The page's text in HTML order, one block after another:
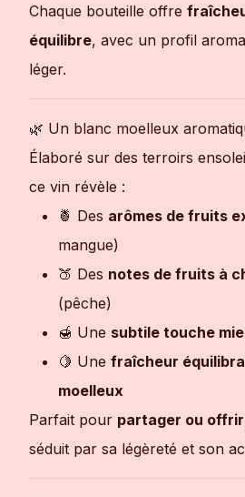
Chaque bouteille offre
équilibre, avec un profil
léger.
🌿 Un blanc moelleux
Élaboré sur des terroirs
ce vin révèle :
🍍 Des arômes de fruits
mangue)
🍑 Des notes de fruits à
(pêche)
🍯 Une subtile touche
🍋 Une fraîcheur
moelleux
Parfait pour partager ou offrir
séduit par sa légèreté et son